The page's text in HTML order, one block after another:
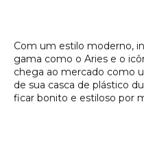
Com um estilo moderno,
gama como o Aries e o
chega ao mercado como
de sua casca de plástico
ficar bonito e estiloso por